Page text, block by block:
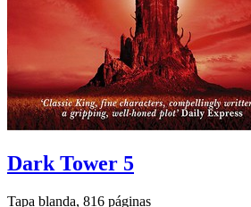
Dark Tower 5
Tapa blanda, 816 páginas